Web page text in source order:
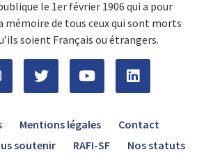
le 1er février 1906 qui a pour
de tous ceux qui sont morts
soient Français ou étrangers.
Mentions légales
Contact
soutenir RAFI-SF Nos statuts